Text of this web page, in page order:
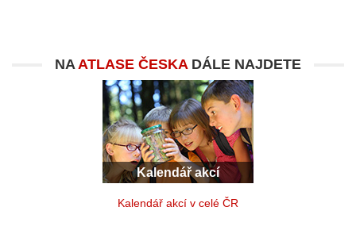
NAATLASE ČESKADÁLE NAJDETE
Kalendář akcí
Kalendář akcí v celé ČR